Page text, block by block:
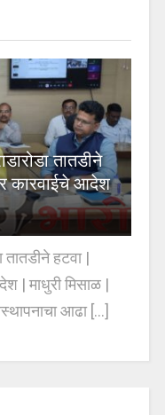
तातडीने
कारवाईचे आदेश
हटवा |
| माधुरी मिसाळ |
आढा [...]